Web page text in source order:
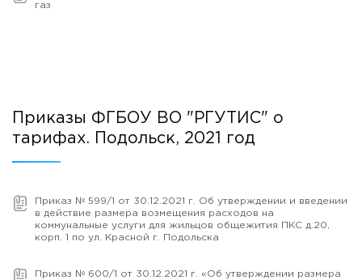
газ
Приказы ФГБОУ ВО "РГУТИС" о
тарифах. Подольск, 2021 год
Приказ № 599/1 от 30.12.2021 г. Об утверждении и введении
в действие размера возмещения расходов на
коммунальные услуги для жильцов общежития ПКС д.20,
корп. 1 по ул. Красной г. Подольска
Приказ № 600/1 от 30.12.2021 г. «Об утверждении размера